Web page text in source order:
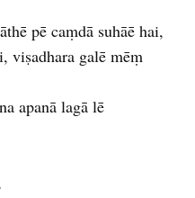
pē caṃdā suhāē hai,
viṣadhara galē mēṃ
apanā lagā lē